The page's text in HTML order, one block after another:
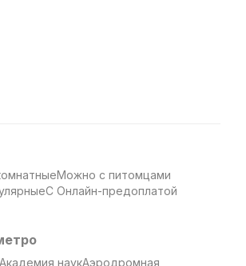
Можно с питомцами
С Онлайн-предоплатой
Академия наукАэродромная